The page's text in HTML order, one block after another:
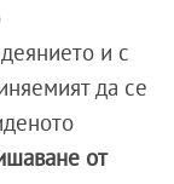
и с
да се
от